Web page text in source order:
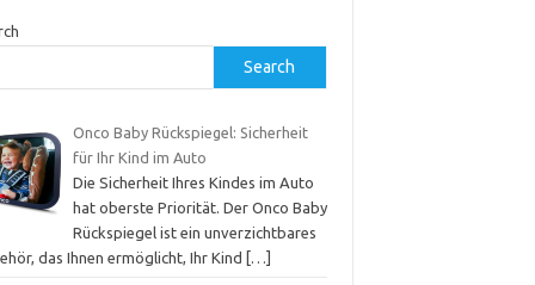
Search
Onco Baby Rückspiegel: Sicherheit
für Ihr Kind im Auto
Die Sicherheit Ihres Kindes im Auto
hat oberste Priorität. Der Onco Baby
Rückspiegel ist ein unverzichtbares
das Ihnen ermöglicht, Ihr Kind
[…]